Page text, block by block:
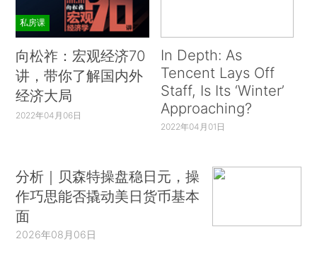
私房课
向松祚：宏观经济70
讲，带你了解国内外
经济大局
2022年04月06日
In Depth: As
Tencent Lays Off
Staff, Is Its ‘Winter’
Approaching?
2022年04月01日
分析｜贝森特操盘稳日元，操
作巧思能否撬动美日货币基本
面
2026年08月06日